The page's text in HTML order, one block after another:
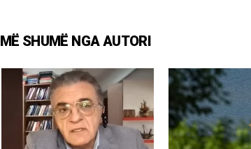
MË SHUMË NGA AUTORI